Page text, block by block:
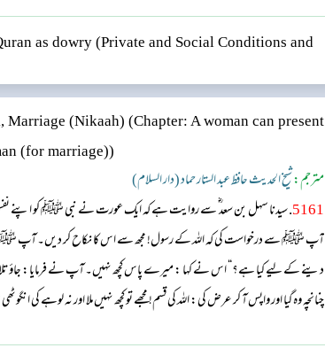
اللہ کے رسول! اللہ کی قسم می...
as dowry (Private and Social Conditions and
Marriage (Nikaah) (Chapter: A woman can present
(for marriage))
مترجم:شیخ الحدیث حافظ عبد الستار حماد (دار السلام)
5161 . سیدنا سہل بن سعد ؓ سے روایت ہے کہ ایک عورت نے نبی ﷺ کو اپنے
آپ ﷺ سے درخواست کی کہ اللہ کے رسول! مجھ سے اس کا نکاح کر دیں۔ آپ
دینے کے لیے کیا ہے؟“ اس نے کہا : میرے پاس کچھ نہیں۔ آپ نے فرمایا: جاؤ تلاش
چنانچہ وہ گیا اور واپس آ کر عرض کی: اللہ کی قسم! مجھے تو کچھ نہیں ملا اور نہ لوہے کی